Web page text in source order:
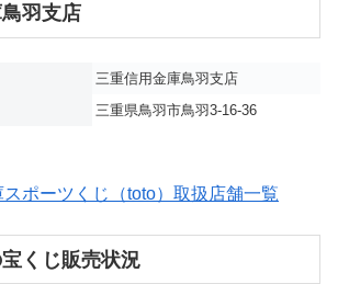
羽支店
三重信用金庫鳥羽支店
三重県鳥羽市鳥羽3-16-36
ポーツくじ（toto）取扱店舗一覧
くじ販売状況